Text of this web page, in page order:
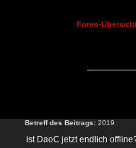
Foren-
Betreff des Beitrags: 2019
ist DaoC jetzt endlich